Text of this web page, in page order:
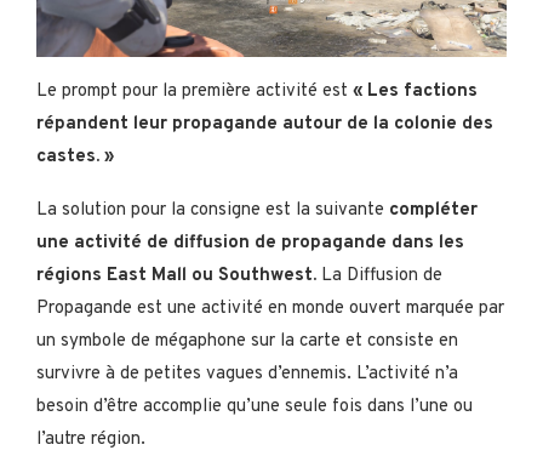
Le prompt pour la première activité est « Les factions
répandent leur propagande autour de la colonie des
castes. »
La solution pour la consigne est la suivante compléter
une activité de diffusion de propagande dans les
régions East Mall ou Southwest. La Diffusion de
Propagande est une activité en monde ouvert marquée par
un symbole de mégaphone sur la carte et consiste en
survivre à de petites vagues d’ennemis. L’activité n’a
besoin d’être accomplie qu’une seule fois dans l’une ou
l’autre région.